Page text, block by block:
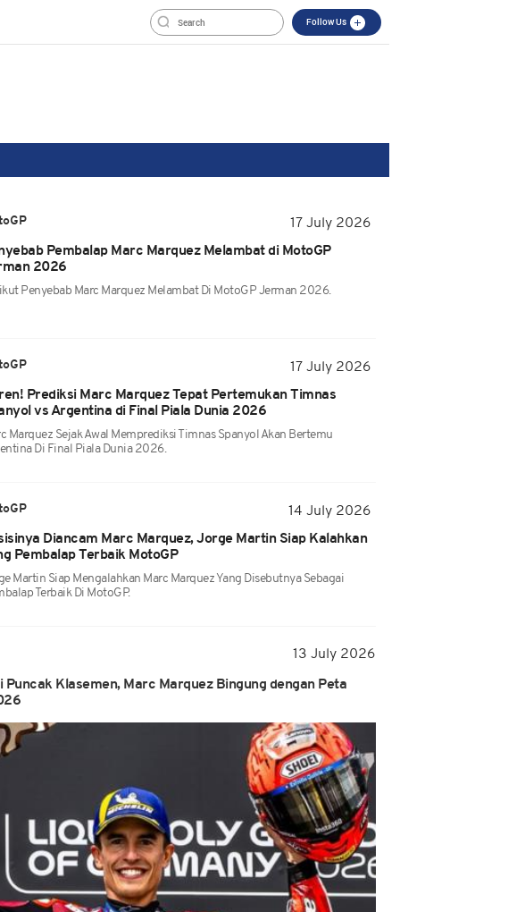
Follow Us
17 July 2026
Pembalap Marc Marquez Melambat di MotoGP
2026
Penyebab Marc Marquez Melambat Di MotoGP Jerman 2026.
17 July 2026
Prediksi Marc Marquez Tepat Pertemukan Timnas
vs Argentina di Final Piala Dunia 2026
Marquez Sejak Awal Memprediksi Timnas Spanyol Akan Bertemu
Di Final Piala Dunia 2026.
14 July 2026
Diancam Marc Marquez, Jorge Martin Siap Kalahkan
Pembalap Terbaik MotoGP
Martin Siap Mengalahkan Marc Marquez Yang Disebutnya Sebagai
Terbaik Di MotoGP.
13 July 2026
Puncak Klasemen, Marc Marquez Bingung dengan Peta